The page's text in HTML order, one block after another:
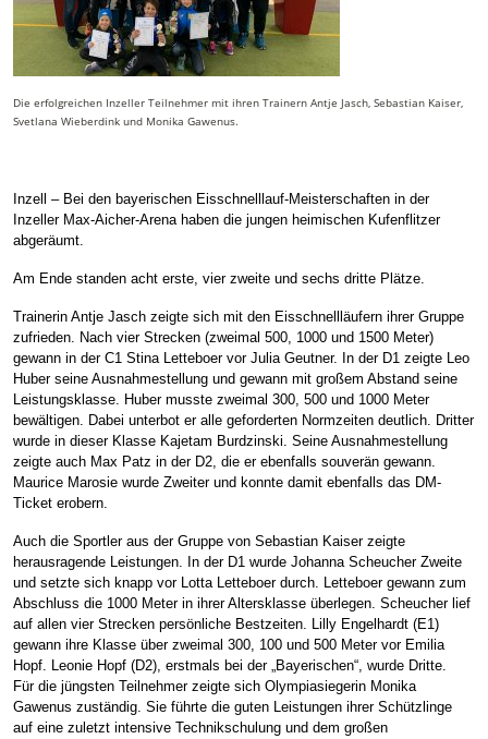
Die erfolgreichen Inzeller Teilnehmer mit ihren Trainern Antje Jasch, Sebastian Kaiser,
Svetlana Wieberdink und Monika Gawenus.
Inzell – Bei den bayerischen Eisschnelllauf-Meisterschaften in der
Inzeller Max-Aicher-Arena haben die jungen heimischen Kufenflitzer
abgeräumt.
Am Ende standen acht erste, vier zweite und sechs dritte Plätze.
Trainerin Antje Jasch zeigte sich mit den Eisschnellläufern ihrer Gruppe
zufrieden. Nach vier Strecken (zweimal 500, 1000 und 1500 Meter)
gewann in der C1 Stina Letteboer vor Julia Geutner. In der D1 zeigte Leo
Huber seine Ausnahmestellung und gewann mit großem Abstand seine
Leistungsklasse. Huber musste zweimal 300, 500 und 1000 Meter
bewältigen. Dabei unterbot er alle geforderten Normzeiten deutlich. Dritter
wurde in dieser Klasse Kajetam Burdzinski. Seine Ausnahmestellung
zeigte auch Max Patz in der D2, die er ebenfalls souverän gewann.
Maurice Marosie wurde Zweiter und konnte damit ebenfalls das DM-
Ticket erobern.
Auch die Sportler aus der Gruppe von Sebastian Kaiser zeigte
herausragende Leistungen. In der D1 wurde Johanna Scheucher Zweite
und setzte sich knapp vor Lotta Letteboer durch. Letteboer gewann zum
Abschluss die 1000 Meter in ihrer Altersklasse überlegen. Scheucher lief
auf allen vier Strecken persönliche Bestzeiten. Lilly Engelhardt (E1)
gewann ihre Klasse über zweimal 300, 100 und 500 Meter vor Emilia
Hopf. Leonie Hopf (D2), erstmals bei der „Bayerischen“, wurde Dritte.
Für die jüngsten Teilnehmer zeigte sich Olympiasiegerin Monika
Gawenus zuständig. Sie führte die guten Leistungen ihrer Schützlinge
auf eine zuletzt intensive Technikschulung und dem großen